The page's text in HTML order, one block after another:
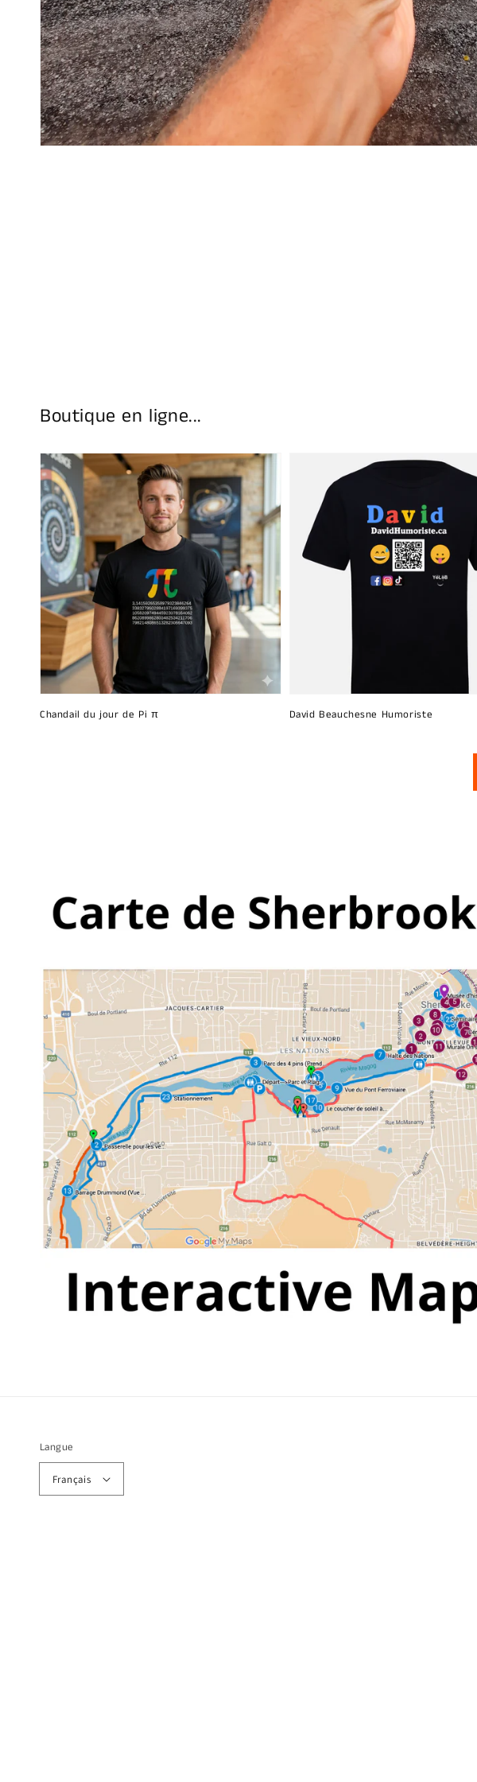
Boutique en ligne...
Chandail du jour de Pi π David Beauchesne Humoriste
Langue
Français